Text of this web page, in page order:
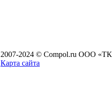
2007-2024 © Compol.ru ООО «ТК
Карта сайта